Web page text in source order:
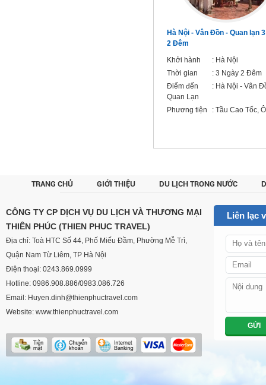
Hà Nội - Vân Đồn - Quan lạn
2 Đêm
Khởi hành
: Hà Nội
Thời gian
: 3 Ngày 2 Đêm
Điểm đến
: Hà Nội - Vân
Quan Lạn
Phương tiện
: Tầu Cao Tốc,
TRANG CHỦ GIỚI THIỆU DU LỊCH TRONG NƯỚC
CÔNG TY CP DỊCH VỤ DU LỊCH VÀ THƯƠNG MẠI
THIÊN PHÚC (THIEN PHUC TRAVEL)
Địa chỉ: Toà HTC Số 44, Phố Miếu Đầm, Phường Mễ Trì,
Quận Nam Từ Liêm, TP Hà Nội
Điện thoại: 0243.869.0999
Hotline: 0986.908.886/0983.086.726
Email: Huyen.dinh@thienphuctravel.com
Website: www.thienphuctravel.com
Liên lạc
GỬI